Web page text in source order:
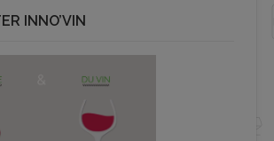
INNO’VIN